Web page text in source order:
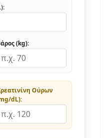
(kg):
Ούρων
dL):